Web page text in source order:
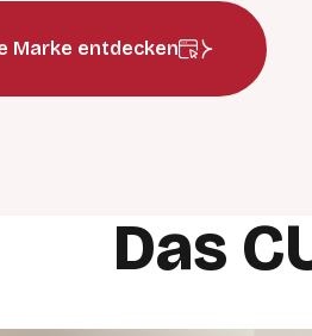
Marke entdecken
Das